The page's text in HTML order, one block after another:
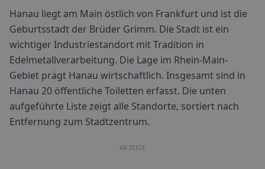
Hanau liegt am Main östlich von Frankfurt und ist die
Geburtsstadt der Brüder Grimm. Die Stadt ist ein
wichtiger Industriestandort mit Tradition in
Edelmetallverarbeitung. Die Lage im Rhein-Main-
Gebiet prägt Hanau wirtschaftlich. Insgesamt sind in
Hanau 20 öffentliche Toiletten erfasst. Die unten
aufgeführte Liste zeigt alle Standorte, sortiert nach
Entfernung zum Stadtzentrum.
ANZEIGE